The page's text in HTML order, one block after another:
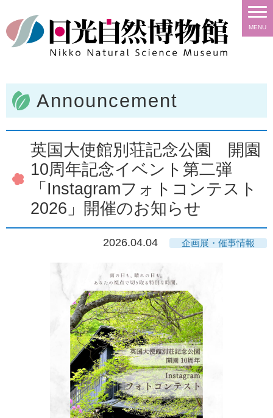
MENU
Announcement
英国大使館別荘記念公園 開園
10周年記念イベント第二弾
「Instagramフォトコンテスト
2026」開催のお知らせ
2026.04.04 企画展・催事情報